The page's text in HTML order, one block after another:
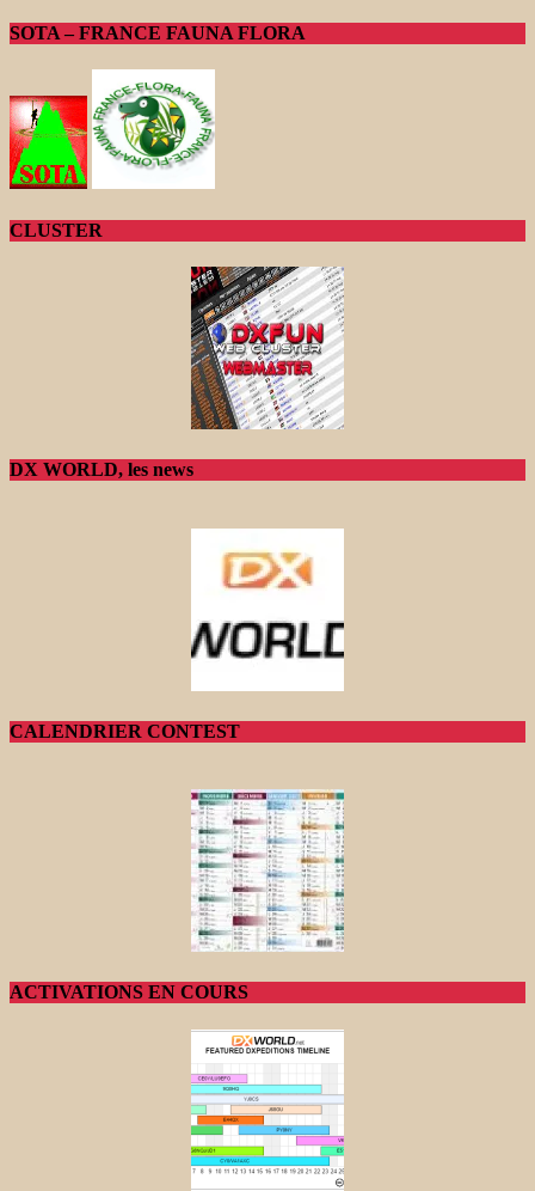
SOTA – FRANCE FAUNA FLORA
CLUSTER
DX WORLD, les news
CALENDRIER CONTEST
ACTIVATIONS EN COURS